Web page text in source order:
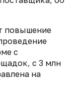
повышение
с
с 3 млн
на